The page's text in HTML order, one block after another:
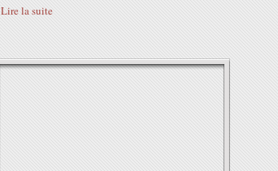
Lire la suite